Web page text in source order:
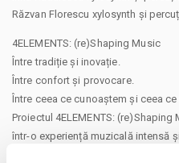
Răzvan Florescu xylosynth și
4ELEMENTS: (re)Shaping Music
Între tradiție și inovație.
Între confort și provocare.
Între ceea ce cunoaștem și ceea
Proiectul 4ELEMENTS:
într-o experiență muzicală intensă